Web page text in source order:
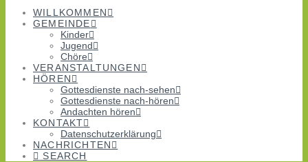
WILLKOMMEN
GEMEINDE
Kinder
Jugend
Chöre
VERANSTALTUNGEN
HÖREN
Gottesdienste nach-sehen
Gottesdienste nach-hören
Andachten hören
KONTAKT
Datenschutzerklärung
NACHRICHTEN
SEARCH